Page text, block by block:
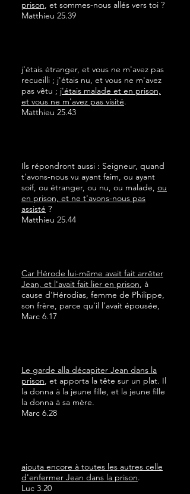
prison, et sommes-nous allés vers toi ?
Matthieu 25.39
j'étais étranger, et vous ne m'avez pas
recueilli ; j'étais nu, et vous ne m'avez
pas vêtu ; j'étais malade et en prison,
et vous ne m'avez pas visité.
Matthieu 25.43
Ils répondront aussi : Seigneur, quand
t'avons-nous vu ayant faim, ou ayant
soif, ou étranger, ou nu, ou malade, ou
en prison, et ne t'avons-nous pas
assisté ?
Matthieu 25.44
Car Hérode lui-même avait fait arrêter
Jean, et l'avait fait lier en prison, à
cause d'Hérodias, femme de Philippe,
son frère, parce qu'il l'avait épousée,
Marc 6.17
Le garde alla décapiter Jean dans la
prison, et apporta la tête sur un plat. Il
la donna à la jeune fille, et la jeune fille
la donna à sa mère.
Marc 6.28
ajouta encore à toutes les autres celle
d'enfermer Jean dans la prison.
Luc 3.20